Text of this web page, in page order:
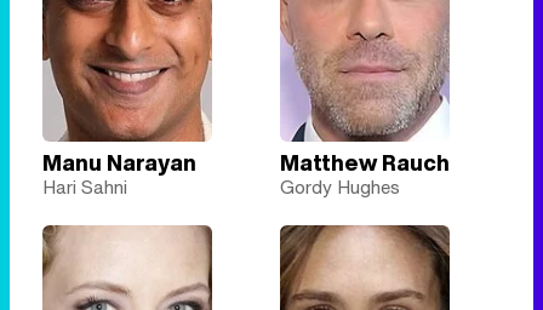
Manu Narayan
Hari Sahni
Matthew Rauch
Gordy Hughes